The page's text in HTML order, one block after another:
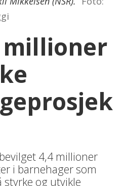
4,4 millioner
i barnehager som
styrke og utvikle